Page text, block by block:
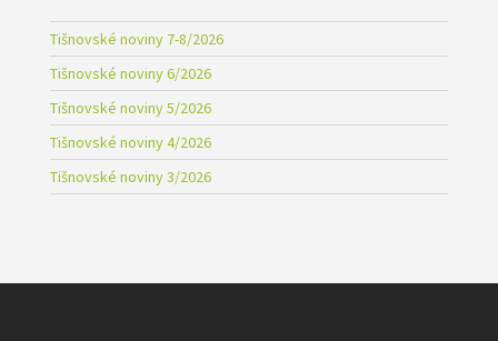
Tišnovské noviny 7-8/2026
Tišnovské noviny 6/2026
Tišnovské noviny 5/2026
Tišnovské noviny 4/2026
Tišnovské noviny 3/2026